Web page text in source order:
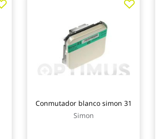
Conmutador blanco simon 31
Simon